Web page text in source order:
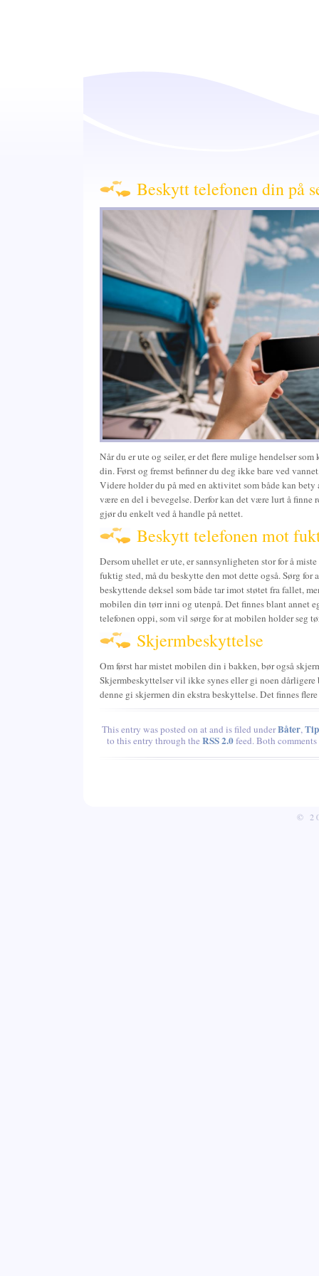
Beskytt telefonen din på
Når du er ute og seiler, er det flere mulige hendelser
din. Først og fremst befinner du deg ikke bare ved
Videre holder du på med en aktivitet som både kan
være en del i bevegelse. Derfor kan det være lurt å
gjør du enkelt ved å handle på nettet.
Beskytt telefonen mot
Dersom uhellet er ute, er sannsynligheten stor for å
fuktig sted, må du beskytte den mot dette også. Sørg for
beskyttende deksel som både tar imot støtet fra fallet,
mobilen din tørr inni og utenpå. Det finnes blant annet
telefonen oppi, som vil sørge for at mobilen holder seg
Skjermbeskyttelse
Om først har mistet mobilen din i bakken, bør også
Skjermbeskyttelser vil ikke synes eller gi noen
denne gi skjermen din ekstra beskyttelse. Det finnes
This entry was posted on at and is filed underBåter,
to this entry through the RSS 2.0feed. Both
©